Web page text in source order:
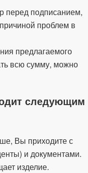
перед подписанием,
проблем в
предлагаемого
всю сумму, можно
следующим
Вы приходите с
и документами.
изделие.